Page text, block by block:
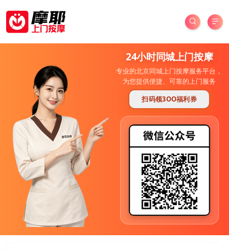
24小时同城上门按摩
专业的北京同城上门按摩服务平台，
为您提供便捷、可靠的上门服务
扫码领3OO福利券